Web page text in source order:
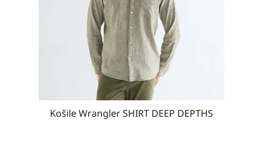
Košile Wrangler SHIRT DEEP DEPTHS